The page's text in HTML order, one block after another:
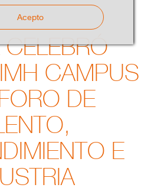
Acepto
CAMPUS
DE
E